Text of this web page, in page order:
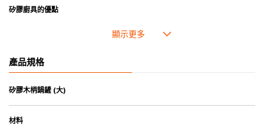
矽膠廚具的優點
• 耐熱高達250℃，耐冷低至-40℃。
• 耐熱耐冷，適用於微波爐、焗爐、蒸爐、雪櫃和冰箱。
• 木製把手可與矽膠部份分拆，方便清洗。
產品規格
矽膠木柄鍋鏟 (大)
材料